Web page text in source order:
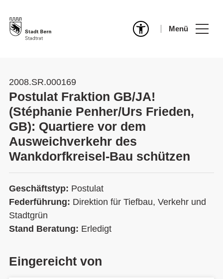
Menü
2008.SR.000169
Postulat Fraktion GB/JA!
(Stéphanie Penher/Urs Frieden,
GB): Quartiere vor dem
Ausweichverkehr des
Wankdorfkreisel-Bau schützen
Geschäftstyp: Postulat
Federführung: Direktion für Tiefbau, Verkehr und
Stadtgrün
Stand Beratung: Erledigt
Eingereicht von